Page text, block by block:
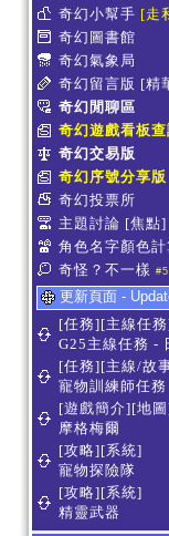
奇幻小幫手 [走
奇幻圖書館
奇幻氣象局
奇幻留言版 [精
奇幻閒聊區
奇幻遊戲看板查
奇幻交易版
奇幻序號分享版
奇幻投票所
主題討論 [焦點]
角色名字顏色計
奇怪？不一樣 #5
更新頁面 -
[任務][主線任
G25主線任務 -
[任務][主線/故
寵物訓練師任務
[遊戲簡介][地
摩格梅爾
[攻略][系統]
寵物探險隊
[攻略][系統]
精靈武器